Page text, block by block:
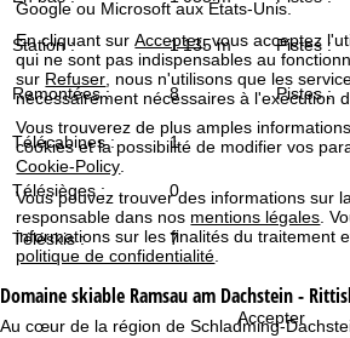
Google ou Microsoft aux États-Unis.
En cliquant surAccepter, vous acceptez
qui ne sont pas indispensables au
sur Refuser , nous n'utilisons que les
nécessairement nécessaires à l'exécution
Vous trouverez de plus amples
cookies et la possibilité de modifier vos
Cookie-Policy.
Vous pouvez trouver des informations sur
responsable dans nos mentions légales.
informations sur les finalités du traitement
politique de confidentialité.
Accepter
a
c
u
e
i
Station : 1 135 m Pistes :
Remontées : 8 Pistes :
Télécabines : 1
Télésièges : 0
Téléskis : 7
Domaine skiable Ramsau am Dachstein -
Au cœur de la région de Schladming-